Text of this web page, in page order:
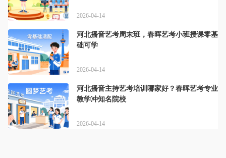
2026-04-14
河北播音艺考周末班，春晖艺考小班授课零基
础可学
2026-04-14
河北播音主持艺考培训哪家好？春晖艺考专业
教学冲知名院校
2026-04-14